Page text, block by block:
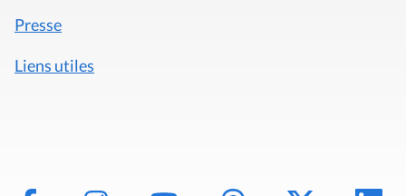
Presse
Liens utiles